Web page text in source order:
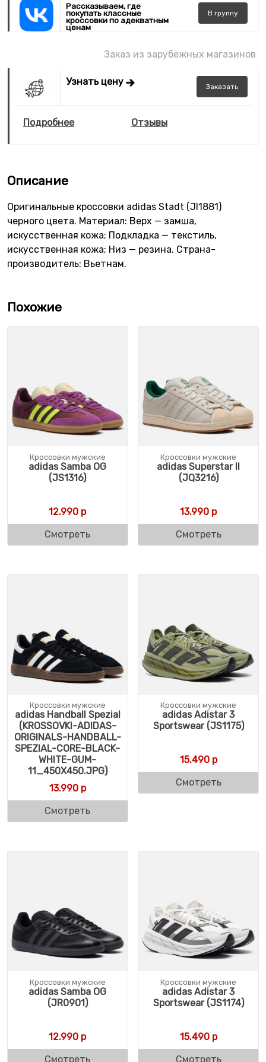
Рассказываем, где
покупать классные
кроссовки по адекватным
ценам
В группу
Заказ из зарубежных магазинов
Узнать цену Заказать
Подробнее Отзывы
Описание
Оригинальные кроссовки adidas Stadt (JI1881)
черного цвета. Материал: Верх — замша,
искусственная кожа; Подкладка — текстиль,
искусственная кожа; Низ — резина. Страна-
производитель: Вьетнам.
Похожие
Кроссовки мужские
adidas Samba OG
(JS1316)
12.990 р
Смотреть
Кроссовки мужские
adidas Superstar II
(JQ3216)
13.990 р
Смотреть
Кроссовки мужские
adidas Handball Spezial
(KROSSOVKI-ADIDAS-
ORIGINALS-HANDBALL-
SPEZIAL-CORE-BLACK-
WHITE-GUM-
11_450X450.JPG)
13.990р
Смотреть
Кроссовки мужские
adidas Adistar 3
Sportswear (JS1175)
15.490р
Смотреть
Кроссовки мужские
adidas Samba OG
(JR0901)
12.990 р
Смотреть
Кроссовки мужские
adidas Adistar 3
Sportswear (JS1174)
15.490р
Смотреть